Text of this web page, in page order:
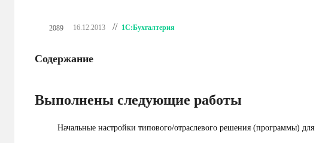
2089 16.12.2013 // 1С:Бухгалтерия
Содержание
Выполнены следующие работы
Начальные настройки типового/отраслевого решения (программы) для